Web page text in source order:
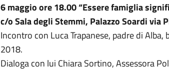
6 maggio ore 18.00 “Essere famiglia
c/o Sala degli Stemmi, Palazzo Soardi via
Incontro con Luca Trapanese, padre di
2018.
Dialoga con lui Chiara Sortino, Assessora